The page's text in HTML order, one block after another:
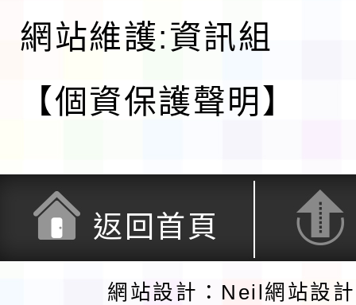
網站維護:資訊組
【個資保護聲明】
返回首頁
網站設計：Neil網站設